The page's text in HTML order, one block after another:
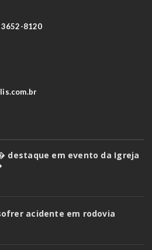
8120
destaque em evento da Igreja
acidente em rodovia